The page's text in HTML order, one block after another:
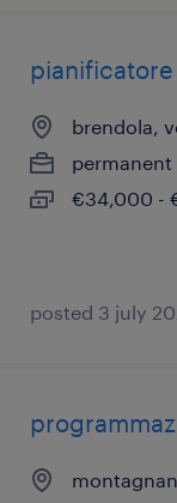
brendola,
permanent
€34,000 -
posted 3 july